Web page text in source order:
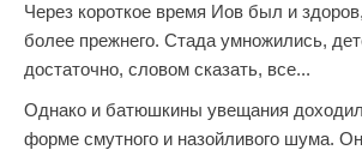
Через короткое время Иов был и
более прежнего. Стада умножились,
достаточно, словом сказать, все...
Однако и батюшкины увещания
форме смутного и назойливого шума.